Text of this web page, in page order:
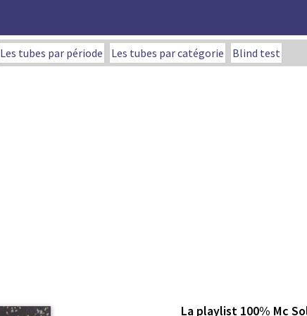
Les tubes par période Les tubes par catégorie Blind test
La playlist 100% Mc